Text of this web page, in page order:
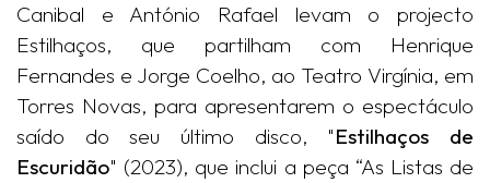
Canibal e António Rafael levam o projecto
Estilhaços, que partilham com Henrique
Fernandes e Jorge Coelho, ao Teatro Virgínia, em
Torres Novas, para apresentarem o espectáculo
saído do seu último disco, "Estilhaços de
Escuridão" (2023), que inclui a peça “As Listas de